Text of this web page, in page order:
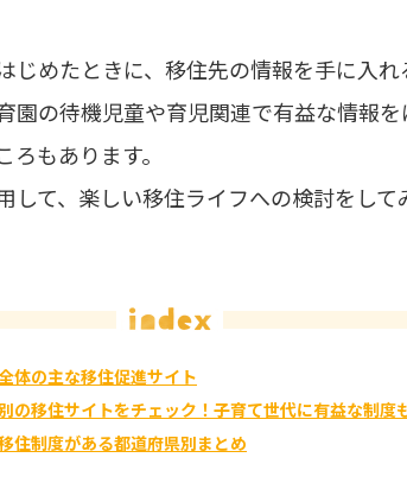
じめたときに、移住先の情報を手に入
園の待機児童や育児関連で有益な情報
もあります。
て、楽しい移住ライフへの検討をして
体の主な移住促進サイト
の移住サイトをチェック！子育て世代に有益な制度
住制度がある都道府県別まとめ